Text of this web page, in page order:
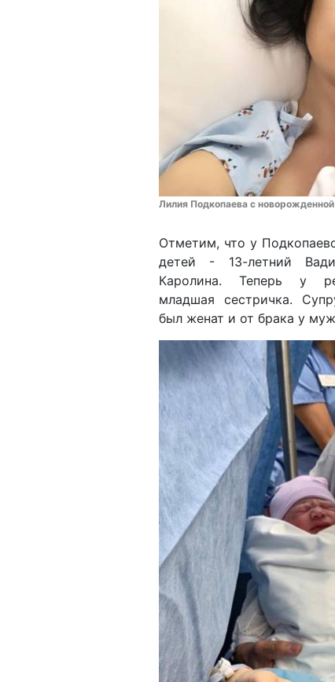
Лилия Подкопаева с
Отметим, что у
детей - 13-летний
Каролина. Теперь у
младшая сестричка.
был женат и от брака у